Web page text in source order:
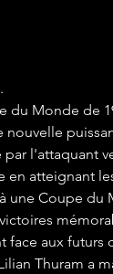
du Monde de
l'attaquant
en atteignant
une Coupe du
aux futurs
Thuram a